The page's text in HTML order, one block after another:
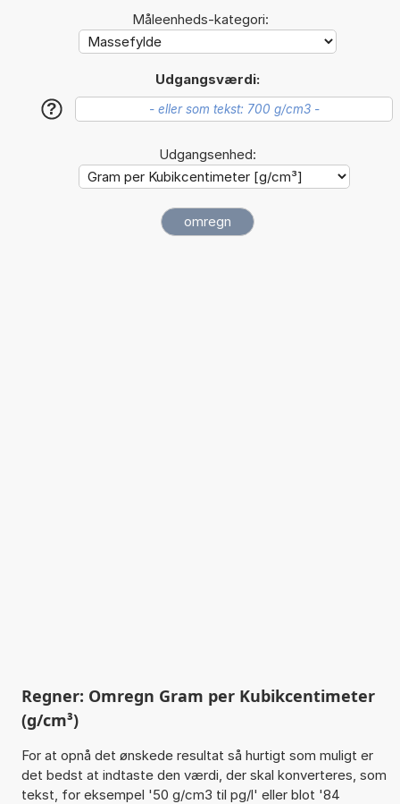
Måleenheds-kategori:
Udgangsværdi:
?
Udgangsenhed:
Regner: Omregn Gram per Kubikcentimeter
(g/cm³)
For at opnå det ønskede resultat så hurtigt som muligt er
det bedst at indtaste den værdi, der skal konverteres, som
tekst, for eksempel '50 g/cm3 til pg/l' eller blot '84